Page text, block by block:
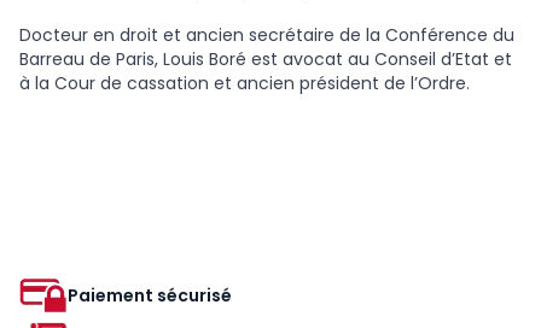
Docteur en droit et ancien secrétaire de la Conférence du
Barreau de Paris, Louis Boré est avocat au Conseil d’Etat et
à la Cour de cassation et ancien président de l’Ordre.
Paiement sécurisé